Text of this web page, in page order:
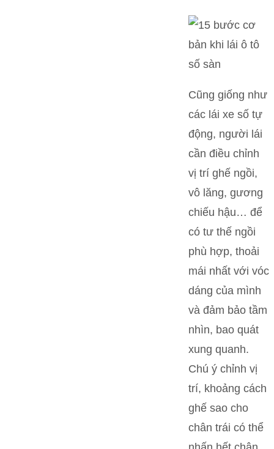
Cũng giống như
các lái xe số tự
động, người lái
cần điều chỉnh
vị trí ghế ngồi,
vô lăng, gương
chiếu hậu… để
có tư thế ngồi
phù hợp, thoải
mái nhất với vóc
dáng của mình
và đảm bảo tầm
nhìn, bao quát
xung quanh.
Chú ý chỉnh vị
trí, khoảng cách
ghế sao cho
chân trái có thể